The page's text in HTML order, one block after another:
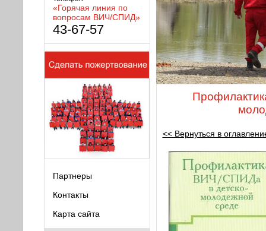
«Горячая линия по
вопросам ВИЧ/СПИД»
43-67-57
Партнеры
Контакты
Карта сайта
<< Вернуться в